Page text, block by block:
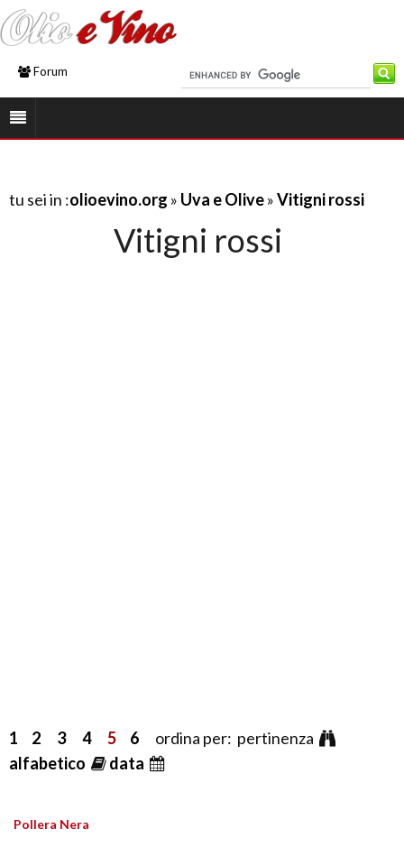
Forum
tu sei in :olioevino.org » Uva e Olive»Vitigni rossi
Vitigni rossi
1 2 3 4 5 6 ordina per: pertinenza
alfabetico
data
Pollera Nera